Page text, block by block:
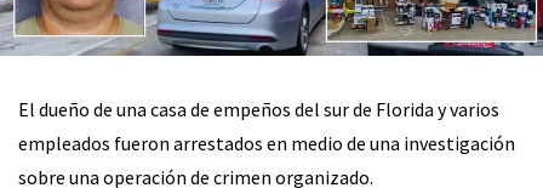
El dueño de una casa de empeños del sur de Florida y varios
empleados fueron arrestados en medio de una investigación
sobre una operación de crimen organizado.